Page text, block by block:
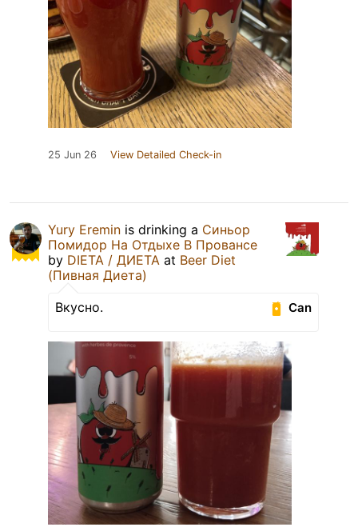
25 Jun 26 View Detailed Check-in
Yury Eremin is drinking a Синьор
Помидор На Отдыхе В Провансе
by DIETA / ДИЕТА at Beer Diet
(Пивная Диета)
Can
Вкусно.